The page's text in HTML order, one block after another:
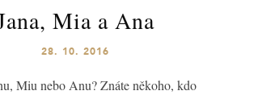
Mia a Ana
28. 10. 2016
Miu nebo Anu? Znáte někoho, kdo